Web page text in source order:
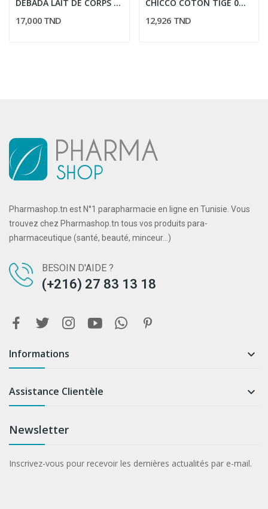
DEBADA LAIT DE CORPS SEDUCTION FATALE 170ML
17,000 TND
CHICCO COTON TIGE 0M+ 90PCS
12,926 TND
Pharmashop.tn est N°1 parapharmacie en ligne en Tunisie. Vous
trouvez chez Pharmashop.tn tous vos produits para-
pharmaceutique (santé, beauté, minceur...)
BESOIN D'AIDE ?
(+216) 27 83 13 18
Informations 
Assistance Clientèle 
Newsletter
Inscrivez-vous pour recevoir les dernières actualités par e-mail.